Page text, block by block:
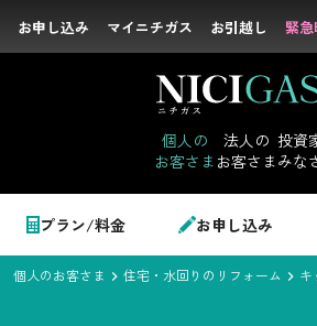
お申し込み マイニチガス お引越し 緊
個人の
お客さま
法人の
お客さま
投資
みな
プラン/料金 お申し込み
お申し込み マイニチガス お引越し 緊
個人のお客さま
個人のお客さま 住宅・水回りのリフォーム キ